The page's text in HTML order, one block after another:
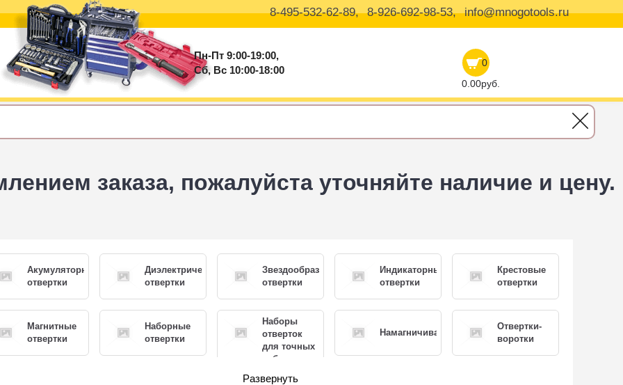
8-495-532-62-89, 8-926-692-98-53, info@mnogotools.ru
Пн-Пт 9:00-19:00,
Сб, Вс 10:00-18:00
0
0.00руб.
заказа, пожалуйста уточняйте наличие и цену.
Акумуляторные
отвертки
Диэлектрические
отвертки
Звездообразные
отвертки
Индикаторные
отвертки
Крестовые
отвертки
Магнитные
отвертки
Наборные
отвертки
Наборы
отверток
для точных
работ
Намагничиватели
Отвертки-
воротки
Развернуть